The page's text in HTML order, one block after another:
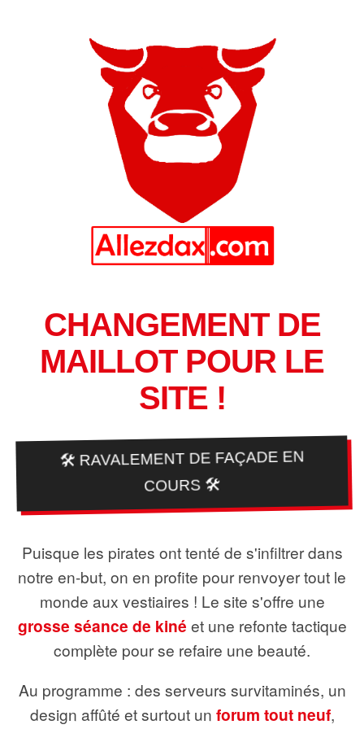
CHANGEMENT DE
MAILLOT POUR LE
SITE !
🛠️ RAVALEMENT DE FAÇADE EN
COURS 🛠️
Puisque les pirates ont tenté de s'infiltrer dans
notre en-but, on en profite pour renvoyer tout le
monde aux vestiaires ! Le site s'offre une
grosse séance de kiné et une refonte tactique
complète pour se refaire une beauté.
Au programme : des serveurs survitaminés, un
design affûté et surtout un forum tout neuf,